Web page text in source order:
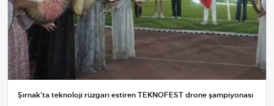
Şırnak'ta teknoloji rüzgarı estiren TEKNOFEST drone şampiyonası